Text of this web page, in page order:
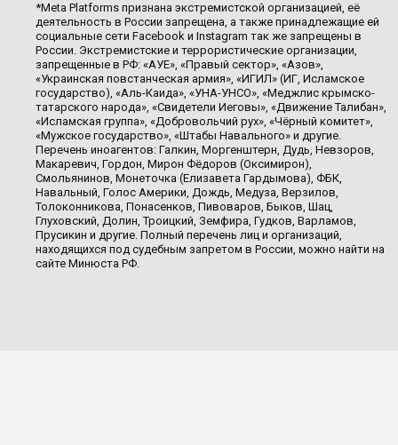
*Meta Platforms признана экстремистской организацией, её
деятельность в России запрещена, а также принадлежащие ей
социальные сети Facebook и Instagram так же запрещены в
России. Экстремистские и террористические организации,
запрещенные в РФ: «АУЕ», «Правый сектор», «Азов»,
«Украинская повстанческая армия», «ИГИЛ» (ИГ, Исламское
государство), «Аль-Каида», «УНА-УНСО», «Меджлис крымско-
татарского народа», «Свидетели Иеговы», «Движение Талибан»,
«Исламская группа», «Добровольчий рух», «Чёрный комитет»,
«Мужское государство», «Штабы Навального» и другие.
Перечень иноагентов: Галкин, Моргенштерн, Дудь, Невзоров,
Макаревич, Гордон, Мирон Фёдоров (Оксимирон),
Смольянинов, Монеточка (Елизавета Гардымова), ФБК,
Навальный, Голос Америки, Дождь, Медуза, Верзилов,
Толоконникова, Понасенков, Пивоваров, Быков, Шац,
Глуховский, Долин, Троицкий, Земфира, Гудков, Варламов,
Прусикин и другие. Полный перечень лиц и организаций,
находящихся под судебным запретом в России, можно найти на
сайте Минюста РФ.